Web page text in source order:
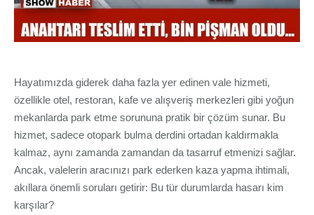
Hayatımızda giderek daha fazla yer edinen vale hizmeti,
özellikle otel, restoran, kafe ve alışveriş merkezleri gibi yoğun
mekanlarda park etme sorununa pratik bir çözüm sunar. Bu
hizmet, sadece otopark bulma derdini ortadan kaldırmakla
kalmaz, aynı zamanda zamandan da tasarruf etmenizi sağlar.
Ancak, valelerin aracınızı park ederken kaza yapma ihtimali,
akıllara önemli soruları getirir: Bu tür durumlarda hasarı kim
karşılar?